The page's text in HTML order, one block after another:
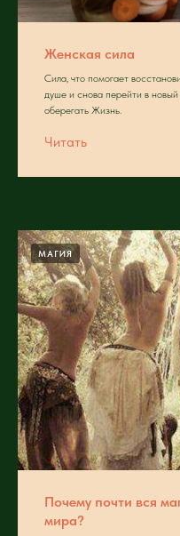
Женская сила
Сила, что помогает
душе и снова перейти в
оберегать Жизнь.
Читать
МАГИЯ
Почему почти вся
мира?